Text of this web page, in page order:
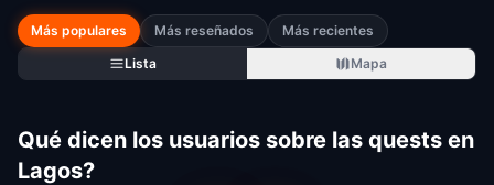
Más populares Más reseñados
Más recientes
Lista
Mapa
Qué dicen los usuarios sobre las quests en
Lagos?